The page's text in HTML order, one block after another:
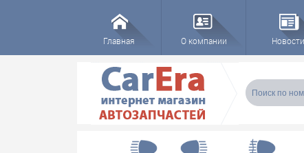
Главная О компании Новости